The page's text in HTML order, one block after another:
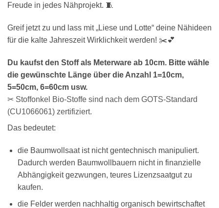
Freude in jedes Nähprojekt. 🧵
Greif jetzt zu und lass mit „Liese und Lotte“ deine Nähideen
für die kalte Jahreszeit Wirklichkeit werden! ✂️💕
Du kaufst den Stoff als Meterware ab 10cm. Bitte wähle
die gewünschte Länge über die Anzahl 1=10cm,
5=50cm, 6=60cm usw.
✂ Stoffonkel Bio-Stoffe sind nach dem GOTS-Standard
(CU1066061) zertifiziert.
Das bedeutet:
die Baumwollsaat ist nicht gentechnisch manipuliert.
Dadurch werden Baumwollbauern nicht in finanzielle
Abhängigkeit gezwungen, teures Lizenzsaatgut zu
kaufen.
die Felder werden nachhaltig organisch bewirtschaftet